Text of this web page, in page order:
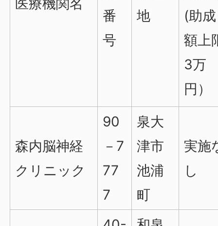
番
号
地
(助成
額上
3万
円）
森内脳神経
クリニック
90
－7
77
7
泉大
津市
池浦
町
実施
し